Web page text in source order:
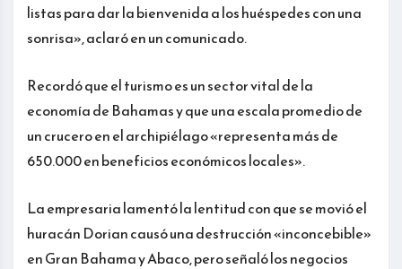
listas para dar la bienvenida a los huéspedes con una
sonrisa», aclaró en un comunicado.
Recordó que el turismo es un sector vital de la
economía de Bahamas y que una escala promedio de
un crucero en el archipiélago «representa más de
650.000 en beneficios económicos locales».
La empresaria lamentó la lentitud con que se movió el
huracán Dorian causó una destrucción «inconcebible»
en Gran Bahama y Abaco, pero señaló los negocios